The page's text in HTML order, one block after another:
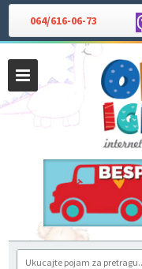
064/616-06-73